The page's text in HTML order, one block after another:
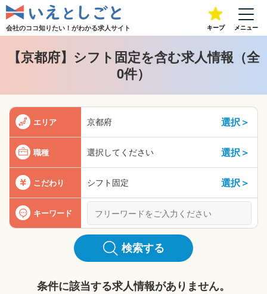
会社のココ知りたい！がわかる求人サイト キープ メニュー
【京都府】シフト固定を含む求人情報（全
0件）
エリア 京都府 選択＞
職種 選択してください 選択＞
こだわり シフト固定 選択＞
キーワード
検索する
条件に該当する求人情報がありません。